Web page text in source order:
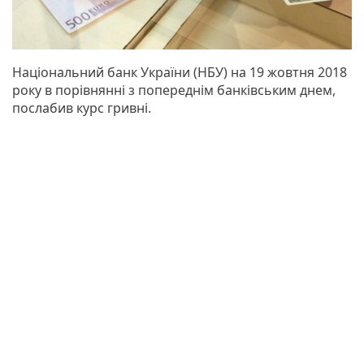
Національний банк України (НБУ) на 19 жовтня 2018
року в порівнянні з попереднім банківським днем,
послабив курс гривні.